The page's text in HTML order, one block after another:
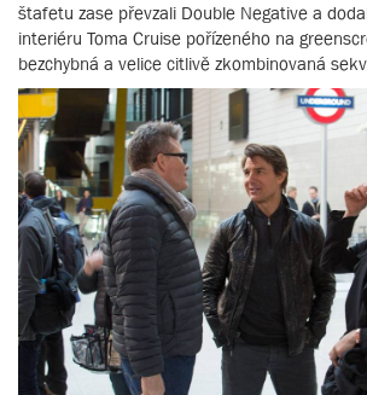
štafetu zase převzali Double Negative a
interiéru Toma Cruise pořízeného na
bezchybná a velice citlivě zkombinovaná